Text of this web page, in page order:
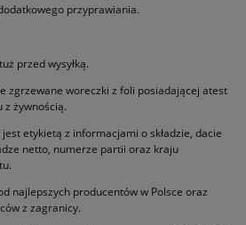
przyprawiania.
przed wysyłką.
zgrzewane woreczki z foli posiadającej atest
z żywnością.
etykietą z informacjami o składzie, dacie
netto, numerze partii oraz kraju
najlepszych producentów w Polsce oraz
z zagranicy.